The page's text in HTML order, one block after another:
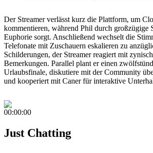
Der Streamer verlässt kurz die Plattform, um
kommentieren, während Phil durch großzügige
Euphorie sorgt. Anschließend wechselt die
Telefonate mit Zuschauern eskalieren zu
Schilderungen, der Streamer reagiert mit
Bemerkungen. Parallel plant er einen
Urlaubsfinale, diskutiere mit der Community
und kooperiert mit Caner für interaktive
00:00:00
Just Chatting